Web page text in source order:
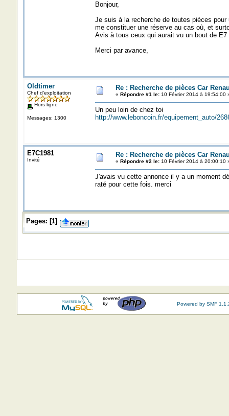
Bonjour,
Je suis à la recherche de toutes pièces
me constituer une réserve au cas où, et
Avis à tous ceux qui aurait vu un bout de
Merci par avance,
Oldtimer
Chef d'exploitation
Hors ligne
Messages: 1300
Re : Recherche de pièces Car
« Répondre #1 le:10 Février 2014 à 19:54:00
Un peu loin de chez toi
http://www.leboncoin.fr/equipement_auto/
E7C1981
Invité
Re : Recherche de pièces Car
« Répondre #2 le:10 Février 2014 à 20:00:10
J'avais vu cette annonce il y a un moment
raté pour cette fois. merci
Pages: [1]
Powered by SMF